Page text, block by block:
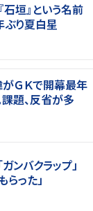
石垣』という名前
ぶり夏白星
ＧＫで開幕最年
題、反省が多
ンバクラップ」
った」